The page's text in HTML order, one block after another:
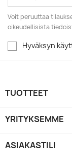
Voit peruuttaa
oikeudellisista
Hyväksyn
TUOTTEET
YRITYKSEMME
ASIAKASTILI